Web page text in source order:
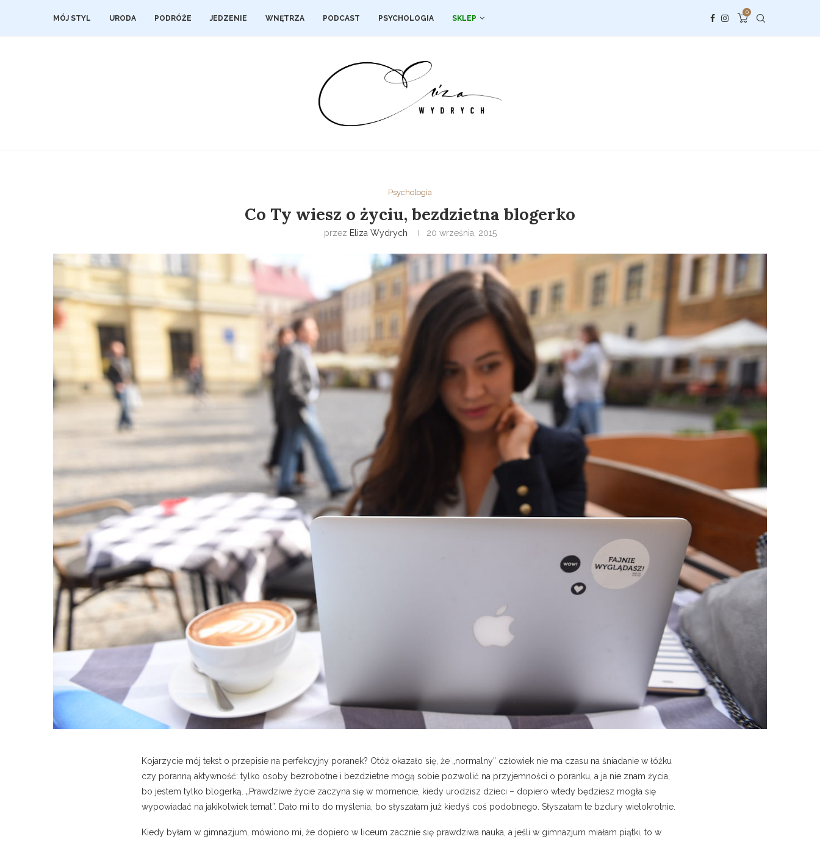
MÓJ STYL URODA PODRÓŻE JEDZENIE WNĘTRZA PODCAST PSYCHOLOGIA SKLEP
0
Psychologia
Co Ty wiesz o życiu, bezdzietna blogerko
przez Eliza Wydrych 20 września, 2015
Kojarzycie mój tekst o przepisie na perfekcyjny poranek? Otóż okazało się, że „normalny” człowiek nie ma czasu na śniadanie w łóżku
czy poranną aktywność: tylko osoby bezrobotne i bezdzietne mogą sobie pozwolić na przyjemności o poranku, a ja nie znam życia,
bo jestem tylko blogerką. „Prawdziwe życie zaczyna się w momencie, kiedy urodzisz dzieci – dopiero wtedy będziesz mogła się
wypowiadać na jakikolwiek temat”. Dało mi to do myślenia, bo słyszałam już kiedyś coś podobnego. Słyszałam te bzdury wielokrotnie.
Kiedy byłam w gimnazjum, mówiono mi, że dopiero w liceum zacznie się prawdziwa nauka, a jeśli w gimnazjum miałam piątki, to w